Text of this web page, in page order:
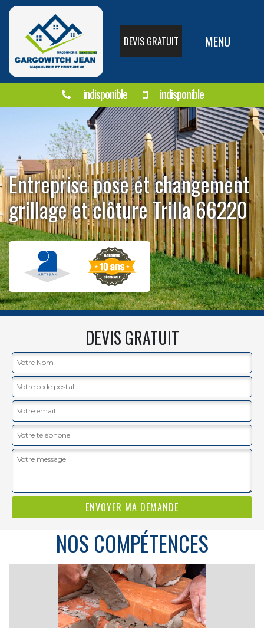
DEVIS GRATUIT MENU
indisponible indisponible
Entreprise pose et changement
grillage et clôture Trilla 66220
DEVIS GRATUIT
NOS COMPÉTENCES